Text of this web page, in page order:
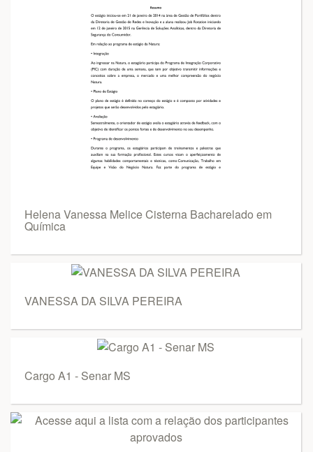
Helena Vanessa Melice Cisterna Bacharelado em
Química
VANESSA DA SILVA PEREIRA
Cargo A1 - Senar MS